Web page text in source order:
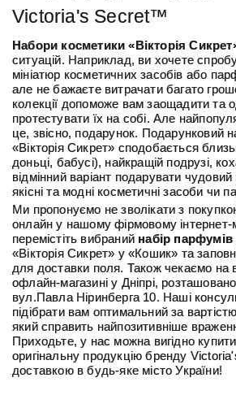
Victoria's Secret™
Набори косметики «Вікторія
ситуацій. Наприклад, ви хочете
мініатюр косметичних засобів або
але не бажаєте витрачати багато
колекції допоможе вам заощадити та
протестувати їх на собі. Але
це, звісно, подарунок. Подарунковий
«Вікторія Сикрет» сподобається
доньці, бабусі), найкращій подрузі,
відмінний варіант подарувати чудовий
якісні та модні косметичні засоби чи
Ми пропонуємо не зволікати з
онлайн у нашому фірмовому інтернет-
перемістіть вибраний набір парфумів
«Вікторія Сикрет» у «Кошик» та
для доставки поля. Також чекаємо на
офлайн-магазині у Дніпрі,
вул.Павла Ніринберга 10. Наші
підібрати вам оптимальний за
який справить найпозитивніше
Приходьте, у нас можна вигідно
оригінальну продукцію бренду
доставкою в будь-яке місто України!